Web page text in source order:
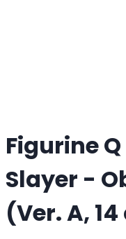
Figurine
Slayer -
(Ver. A,